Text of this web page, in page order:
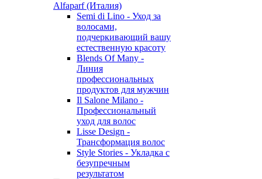
Alfaparf (Италия)
Semi di Lino - Уход за
волосами,
подчеркивающий вашу
естественную красоту
Blends Of Many -
Линия
профессиональных
продуктов для мужчин
Il Salone Milano -
Профессиональный
уход для волос
Lisse Design -
Трансформация волос
Style Stories - Укладка с
безупречным
результатом